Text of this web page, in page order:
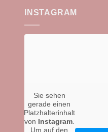
INSTAGRAM
Sie sehen
gerade einen
Platzhalterinhalt
von Instagram.
Um auf den